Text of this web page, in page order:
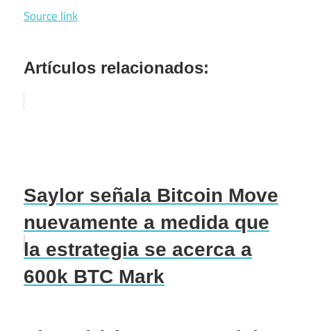
Source link
Artículos relacionados:
Saylor señala Bitcoin Move
nuevamente a medida que
la estrategia se acerca a
600k BTC Mark